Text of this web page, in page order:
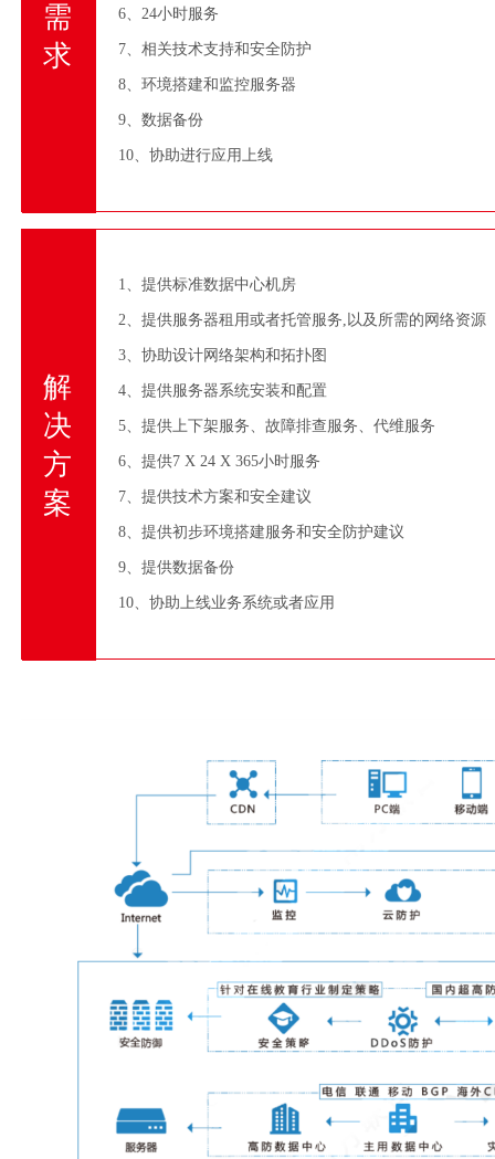
需
求
6、24小时服务
7、相关技术支持和安全防护
8、环境搭建和监控服务器
9、数据备份
10、协助进行应用上线
解
决
方
案
1、提供标准数据中心机房
2、提供服务器租用或者托管服务,以及所需的网络资源
3、协助设计网络架构和拓扑图
4、提供服务器系统安装和配置
5、提供上下架服务、故障排查服务、代维服务
6、提供7 X 24 X 365小时服务
7、提供技术方案和安全建议
8、提供初步环境搭建服务和安全防护建议
9、提供数据备份
10、协助上线业务系统或者应用